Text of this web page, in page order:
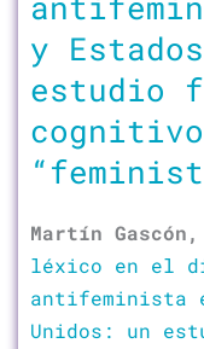
y
estudio
Martín
léxico en el
antifeminista
Unidos: un